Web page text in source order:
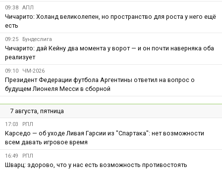
09:38 АПЛ
Чичарито: Холанд великолепен, но пространство для роста у него ещё
есть
09:25 Бундеслига
Чичарито: дай Кейну два момента у ворот — и он почти наверняка оба
реализует
09:10 ЧМ-2026
Президент Федерации футбола Аргентины ответил на вопрос о
будущем Лионеля Месси в сборной
7 августа, пятница
17:03 РПЛ
Карседо — об уходе Ливая Гарсии из "Спартака": нет возможности
всем давать игровое время
16:49 РПЛ
Шварц: здорово, что у нас есть возможность противостоять